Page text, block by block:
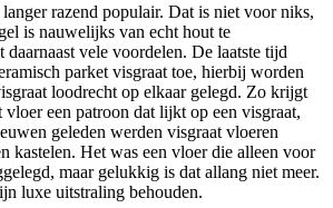
langer razend populair. Dat is niet voor niks,
is nauwelijks van echt hout te
daarnaast vele voordelen. De laatste tijd
parket visgraat toe, hierbij worden
loodrecht op elkaar gelegd. Zo krijgt
vloer een patroon dat lijkt op een visgraat,
geleden werden visgraat vloeren
kastelen. Het was een vloer die alleen voor
maar gelukkig is dat allang niet meer.
luxe uitstraling behouden.